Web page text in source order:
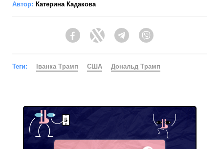
Автор: Катерина Кадакова
FacebookTwitter Telegram
Теги: Іванка Трамп США Дональд Трамп